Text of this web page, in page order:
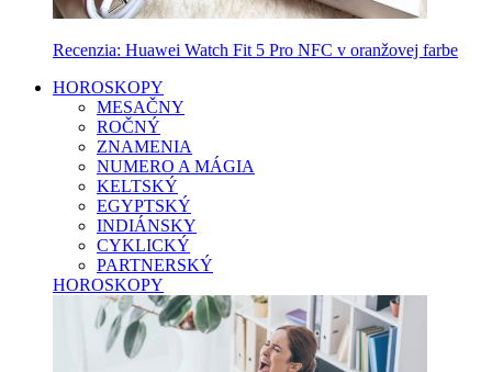
Recenzia: Huawei Watch Fit 5 Pro NFC v oranžovej farbe
HOROSKOPY
MESAČNY
ROČNÝ
ZNAMENIA
NUMERO A MÁGIA
KELTSKÝ
EGYPTSKÝ
INDIÁNSKY
CYKLICKÝ
PARTNERSKÝ
HOROSKOPY